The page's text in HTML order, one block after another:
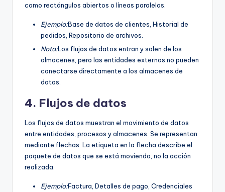
como rectángulos abiertos o líneas paralelas.
Ejemplo:Base de datos de clientes, Historial de
pedidos, Repositorio de archivos.
Nota:Los flujos de datos entran y salen de los
almacenes, pero las entidades externas no pueden
conectarse directamente a los almacenes de
datos.
4. Flujos de datos
Los flujos de datos muestran el movimiento de datos
entre entidades, procesos y almacenes. Se representan
mediante flechas. La etiqueta en la flecha describe el
paquete de datos que se está moviendo, no la acción
realizada.
Ejemplo:Factura, Detalles de pago, Credenciales